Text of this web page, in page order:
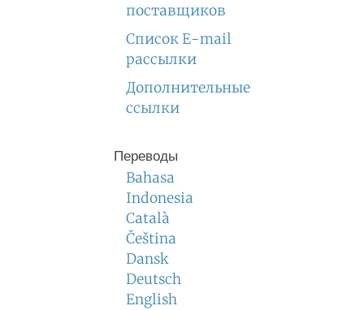
поставщиков
Список E-mail
рассылки
Дополнительные
ссылки
Переводы
Bahasa
Indonesia
Català
Čeština
Dansk
Deutsch
English